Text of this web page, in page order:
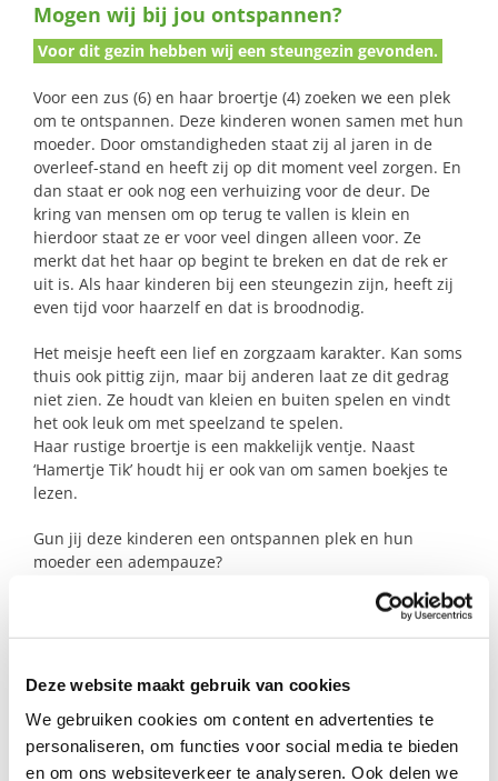
Deze website maakt gebruik van cookies
We gebruiken cookies om content en advertenties te
personaliseren, om functies voor social media te bieden
en om ons websiteverkeer te analyseren. Ook delen we
naar:
Mogen wij bij jou ontspannen?
Voor dit gezin hebben wij een steungezin gevonden.
Voor een zus (6) en haar broertje (4) zoeken we een plek
om te ontspannen. Deze kinderen wonen samen met hun
moeder. Door omstandigheden staat zij al jaren in de
overleef-stand en heeft zij op dit moment veel zorgen. En
dan staat er ook nog een verhuizing voor de deur. De
kring van mensen om op terug te vallen is klein en
hierdoor staat ze er voor veel dingen alleen voor. Ze
merkt dat het haar op begint te breken en dat de rek er
uit is. Als haar kinderen bij een steungezin zijn, heeft zij
even tijd voor haarzelf en dat is broodnodig.
Het meisje heeft een lief en zorgzaam karakter. Kan soms
thuis ook pittig zijn, maar bij anderen laat ze dit gedrag
niet zien. Ze houdt van kleien en buiten spelen en vindt
het ook leuk om met speelzand te spelen.
Haar rustige broertje is een makkelijk ventje. Naast
‘Hamertje Tik’ houdt hij er ook van om samen boekjes te
lezen.
Gun jij deze kinderen een ontspannen plek en hun
moeder een adempauze?
Profiel steungezin
Wij zoeken een gezin in (de buurt van)
Opheusden: